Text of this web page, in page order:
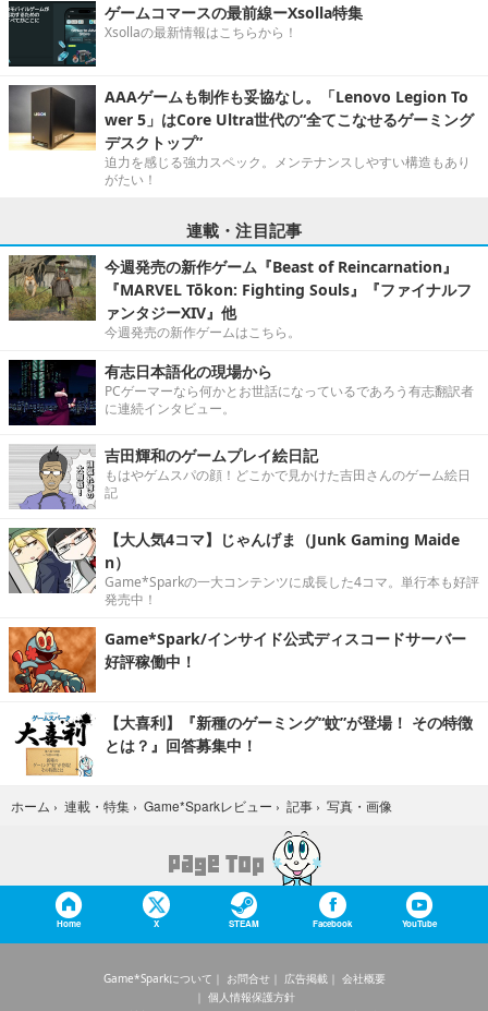
ゲームコマースの最前線ーXsolla特集
Xsollaの最新情報はこちらから！
AAAゲームも制作も妥協なし。「Lenovo Legion To
wer 5」はCore Ultra世代の“全てこなせるゲーミング
デスクトップ”
迫力を感じる強力スペック。メンテナンスしやすい構造もあり
がたい！
連載・注目記事
今週発売の新作ゲーム『Beast of Reincarnation』
『MARVEL Tōkon: Fighting Souls』『ファイナルフ
ァンタジーXIV』他
今週発売の新作ゲームはこちら。
有志日本語化の現場から
PCゲーマーなら何かとお世話になっているであろう有志翻訳者
に連続インタビュー。
吉田輝和のゲームプレイ絵日記
もはやゲムスパの顔！どこかで見かけた吉田さんのゲーム絵日
記
【大人気4コマ】じゃんげま（Junk Gaming Maide
n）
Game*Sparkの一大コンテンツに成長した4コマ。単行本も好評
発売中！
Game*Spark/インサイド公式ディスコードサーバー
好評稼働中！
【大喜利】『新種のゲーミング“蚊”が登場！ その特徴
とは？』回答募集中！
ホーム › 連載・特集 › Game*Sparkレビュー › 記事 › 写真・画像
Home X STEAM Facebook YouTube
Game*Sparkについて お問合せ 広告掲載
会社概要
個人情報保護方針